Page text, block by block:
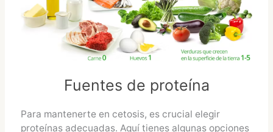
Fuentes de proteína
Para mantenerte en cetosis, es crucial elegir
proteínas adecuadas. Aquí tienes algunas opciones